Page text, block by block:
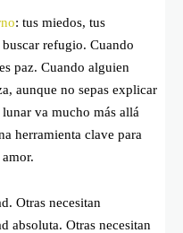
: tus miedos, tus
refugio. Cuando
paz. Cuando alguien
aunque no sepas explicar
va mucho más allá
herramienta clave para
Otras necesitan
absoluta. Otras necesitan